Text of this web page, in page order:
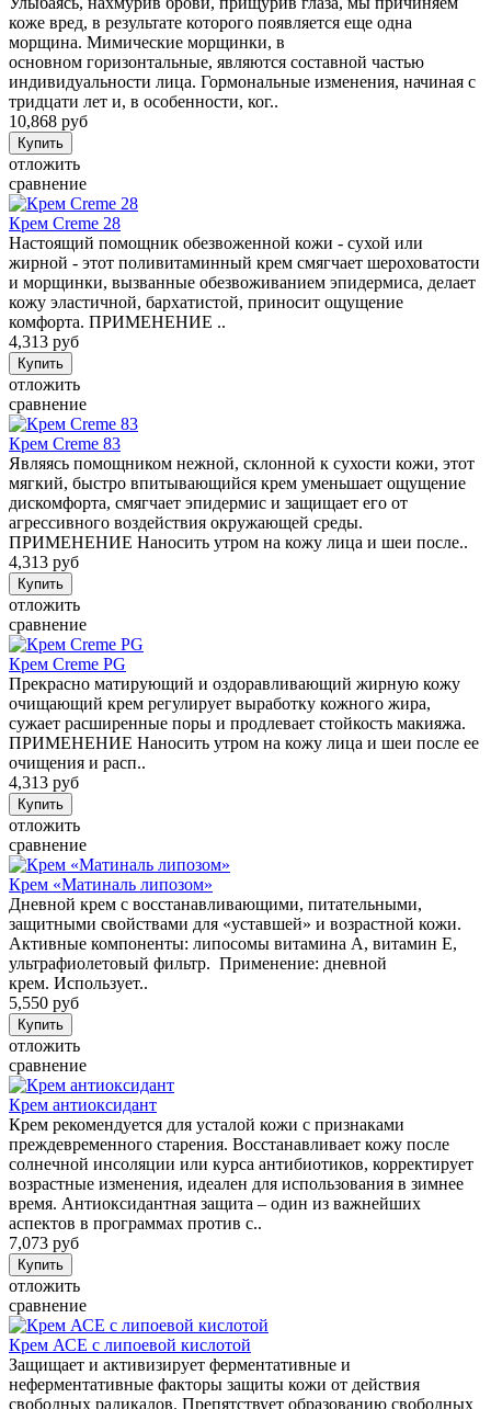
коже вред, в результате которого появляется еще одна
морщина. Мимические морщинки, в
основном горизонтальные, являются составной частью
индивидуальности лица. Гормональные изменения, начиная с
тридцати лет и, в особенности, ког..
10,868 руб
отложить
сравнение
Крем Creme 28
Настоящий помощник обезвоженной кожи - сухой или
жирной - этот поливитаминный крем смягчает шероховатости
и морщинки, вызванные обезвоживанием эпидермиса, делает
кожу эластичной, бархатистой, приносит ощущение
комфорта. ПРИМЕНЕНИЕ ..
4,313 руб
отложить
сравнение
Крем Creme 83
Являясь помощником нежной, склонной к сухости кожи, этот
мягкий, быстро впитывающийся крем уменьшает ощущение
дискомфорта, смягчает эпидермис и защищает его от
агрессивного воздействия окружающей среды.
ПРИМЕНЕНИЕ Наносить утром на кожу лица и шеи после..
4,313 руб
отложить
сравнение
Крем Creme PG
Прекрасно матирующий и оздоравливающий жирную кожу
очищающий крем регулирует выработку кожного жира,
сужает расширенные поры и продлевает стойкость макияжа.
ПРИМЕНЕНИЕ Наносить утром на кожу лица и шеи после ее
очищения и расп..
4,313 руб
отложить
сравнение
Крем «Матиналь липозом»
Дневной крем с восстанавливающими, питательными,
защитными свойствами для «уставшей» и возрастной кожи.
Активные компоненты: липосомы витамина А, витамин Е,
ультрафиолетовый фильтр. Применение: дневной
крем. Использует..
5,550 руб
отложить
сравнение
Крем антиоксидант
Крем рекомендуется для усталой кожи с признаками
преждевременного старения. Восстанавливает кожу после
солнечной инсоляции или курса антибиотиков, корректирует
возрастные изменения, идеален для использования в зимнее
время. Антиоксидантная защита – один из важнейших
аспектов в программах против с..
7,073 руб
отложить
сравнение
Крем АСЕ с липоевой кислотой
Защищает и активизирует ферментативные и
неферментативные факторы защиты кожи от действия
свободных радикалов. Препятствует образованию свободных